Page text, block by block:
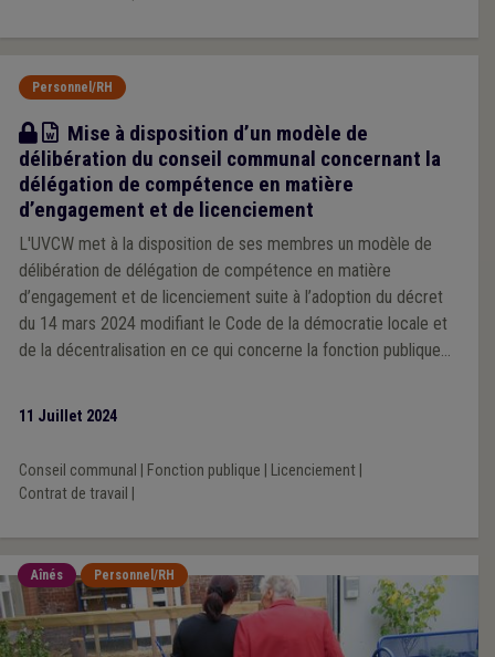
Personnel/RH
Modèle
Mise à disposition d’un modèle de
délibération du conseil communal concernant la
délégation de compétence en matière
d’engagement et de licenciement
L'UVCW met à la disposition de ses membres un modèle de
délibération de délégation de compétence en matière
d’engagement et de licenciement suite à l’adoption du décret
du 14 mars 2024 modifiant le Code de la démocratie locale et
de la décentralisation en ce qui concerne la fonction publique
11 Juillet 2024
Conseil communal Fonction publique Licenciement|
Contrat de travail
Aînés Personnel/RH